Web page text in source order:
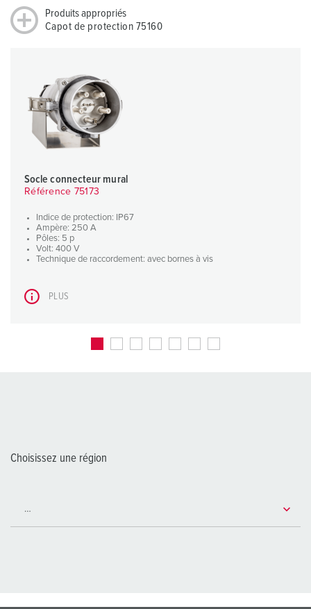
Produits appropriés
Capot de protection 75160
Socle connecteur mural
Référence 75173
Indice de protection: IP67
Ampère: 250 A
Pôles: 5 p
Volt: 400 V
Technique de raccordement: avec bornes à vis
PLUS
Choisissez une région